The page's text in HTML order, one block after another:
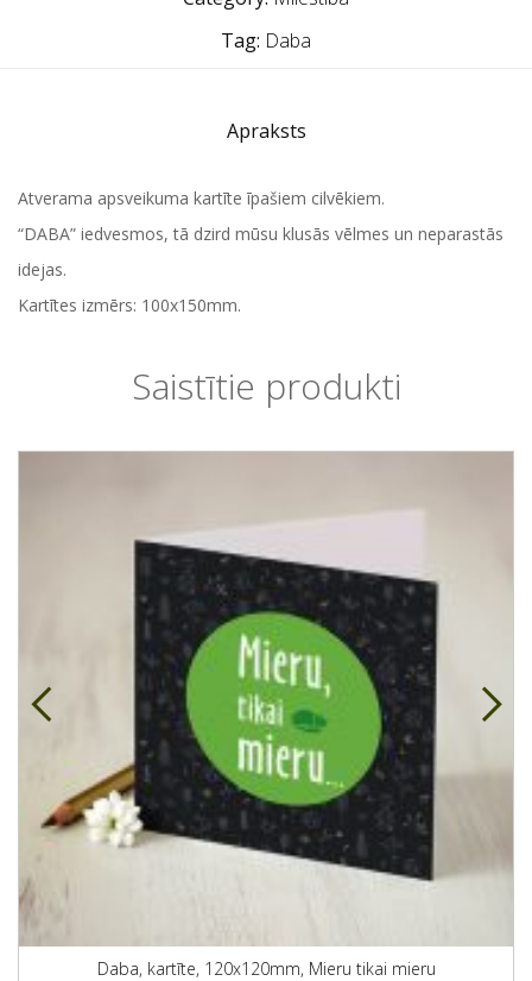
Tag: Daba
Apraksts
Atverama apsveikuma kartīte īpašiem cilvēkiem.
“DABA” iedvesmos, tā dzird mūsu klusās vēlmes un neparastās
idejas.
Kartītes izmērs: 100x150mm.
Saistītie produkti
Daba, kartīte, 120x120mm, Mieru tikai mieru